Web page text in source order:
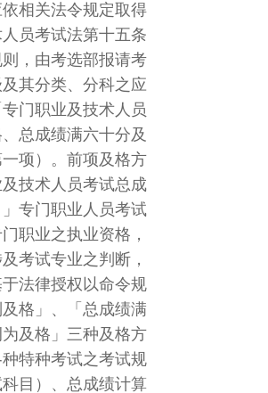
相关法令规定取得
员考试法第十五条
，由考选部报请考
其分类、分科之应
门职业及技术人员
总成绩满六十分及
项）。前项及格方
技术人员考试总成
专门职业人员考试
业之执业资格，
试专业之判断，
法律授权以命令规
格」、「总成绩满
及格」三种及格方
特种考试之考试规
目）、总成绩计算